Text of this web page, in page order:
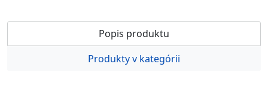
Popis produktu
Produkty v kategórii